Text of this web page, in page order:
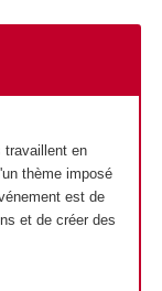
travaillent en
thème imposé
est de
et de créer des